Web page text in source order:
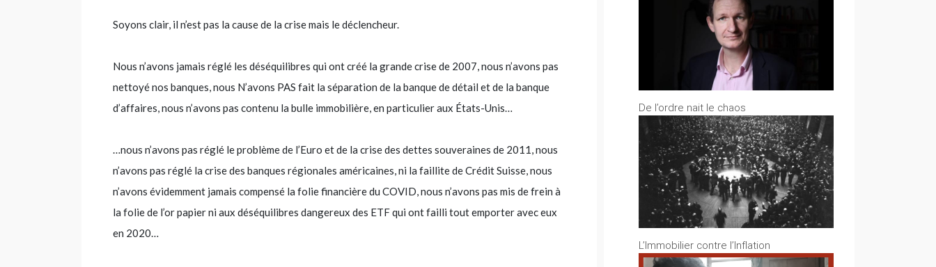
Soyons clair, il n’est pas la cause de la crise mais le déclencheur.
Nous n’avons jamais réglé les déséquilibres qui ont créé la grande crise de 2007, nous n’avons pas
nettoyé nos banques, nous N’avons PAS fait la séparation de la banque de détail et de la banque
d’affaires, nous n’avons pas contenu la bulle immobilière, en particulier aux États-Unis…
…nous n’avons pas réglé le problème de l’Euro et de la crise des dettes souveraines de 2011, nous
n’avons pas réglé la crise des banques régionales américaines, ni la faillite de Crédit Suisse, nous
n’avons évidemment jamais compensé la folie financière du COVID, nous n’avons pas mis de frein à
la folie de l’or papier ni aux déséquilibres dangereux des ETF qui ont failli tout emporter avec eux
en 2020…
De l’ordre nait le chaos
L’Immobilier contre l’Inflation